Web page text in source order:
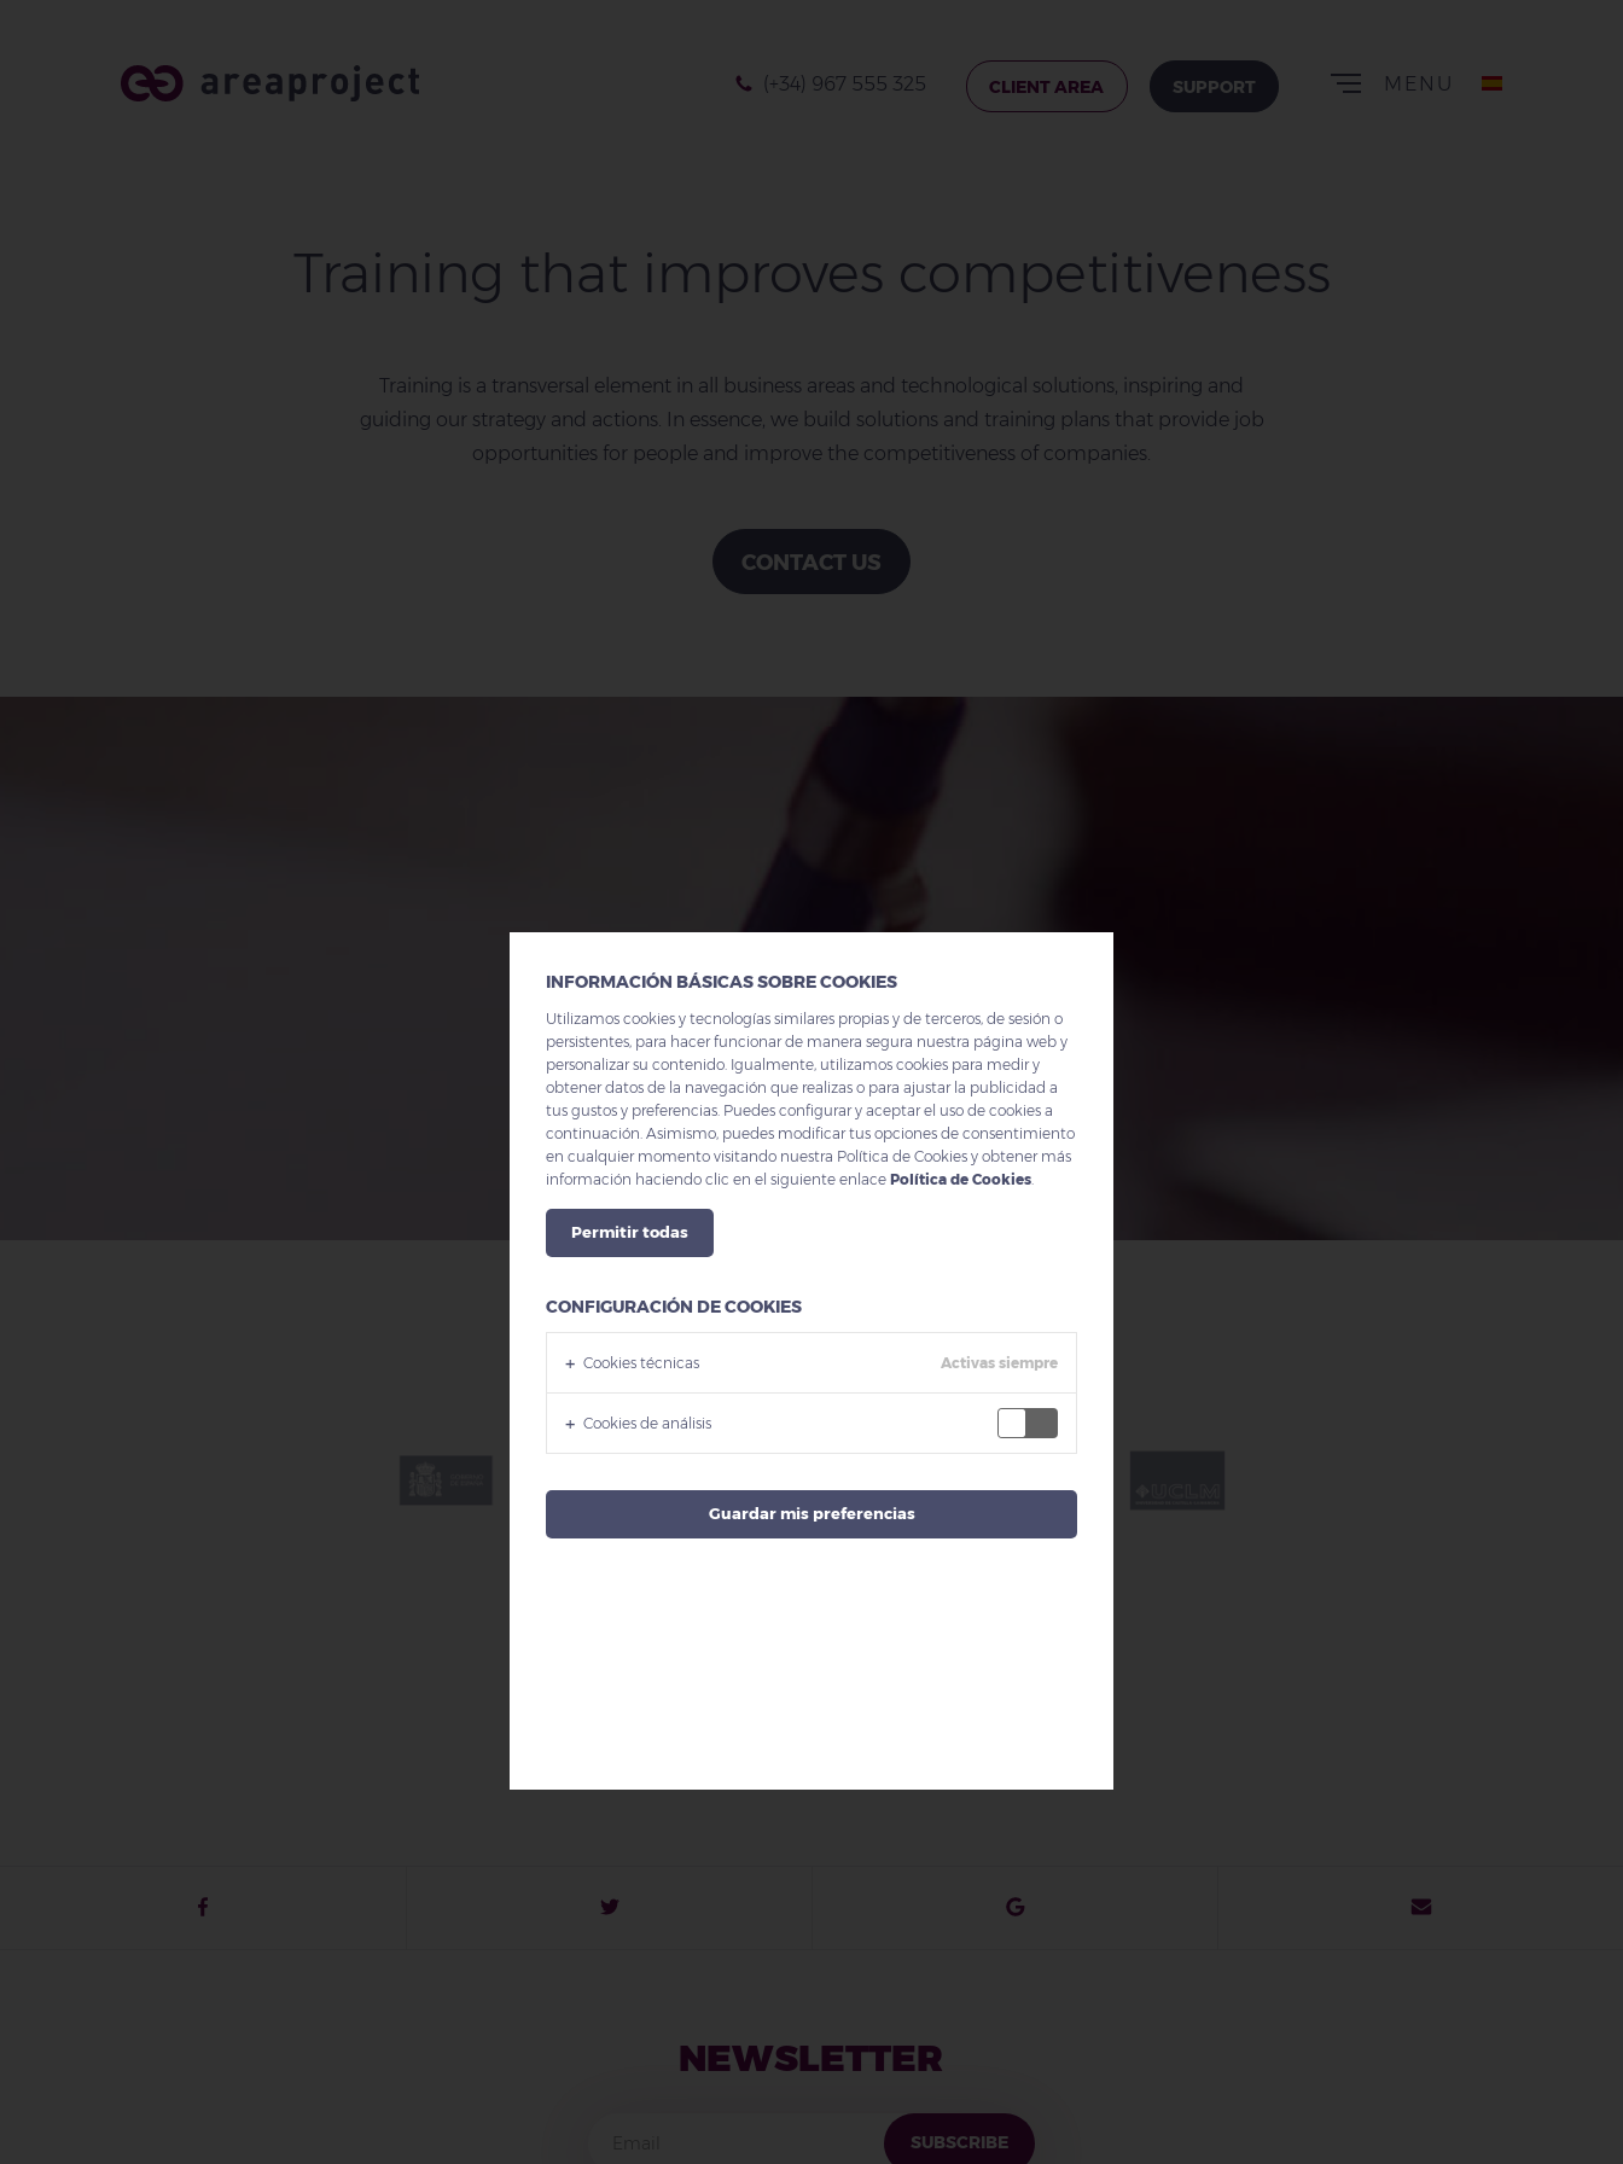
(+34) 967 555 325 CLIENT AREA SUPPORT MENU
Training that improves competitiveness
Training is a transversal element in all business areas and technological solutions, inspiring and
guiding our strategy and actions. In essence, we build solutions and training plans that provide job
opportunities for people and improve the competitiveness of companies.
CONTACT US
CLIENTS
NEWSLETTER
SUBSCRIBE
INFORMACIÓN BÁSICAS SOBRE COOKIES
Utilizamos cookies y tecnologías similares propias y de terceros, de sesión o
persistentes, para hacer funcionar de manera segura nuestra página web y
personalizar su contenido. Igualmente, utilizamos cookies para medir y
obtener datos de la navegación que realizas o para ajustar la publicidad a
tus gustos y preferencias. Puedes configurar y aceptar el uso de cookies a
continuación. Asimismo, puedes modificar tus opciones de consentimiento
en cualquier momento visitando nuestra Política de Cookies y obtener más
información haciendo clic en el siguiente enlace Política de Cookies
Permitir todas
CONFIGURACIÓN DE COOKIES
Activas siempre
Cookies técnicas
Cookies de análisis
Guardar mis preferencias